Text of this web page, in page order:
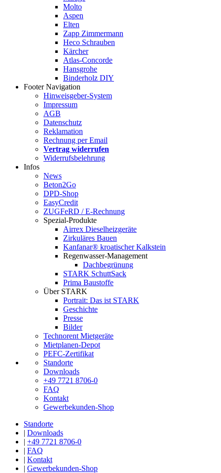
Molto
Aspen
Elten
Zapp Zimmermann
Heco Schrauben
Kärcher
Atlas-Concorde
Hansgrohe
Binderholz DIY
Footer Navigation
Hinweisgeber-System
Impressum
AGB
Datenschutz
Reklamation
Rechnung per Email
Vertrag widerrufen
Widerrufsbelehrung
Infos
News
Beton2Go
DPD-Shop
EasyCredit
ZUGFeRD / E-Rechnung
Spezial-Produkte
Airrex Dieselheizgeräte
Zirkuläres Bauen
Kanfanar® kroatischer Kalkstein
Regenwasser-Management
Dachbegrünung
STARK SchuttSack
Prima Baustoffe
Über STARK
Portrait: Das ist STARK
Geschichte
Presse
Bilder
Technorent Mietgeräte
Mietplanen-Depot
PEFC-Zertifikat
Standorte
Downloads
+49 7721 8706-0
FAQ
Kontakt
Gewerbekunden-Shop
Standorte
| Downloads
| +49 7721 8706-0
| FAQ
| Kontakt
| Gewerbekunden-Shop